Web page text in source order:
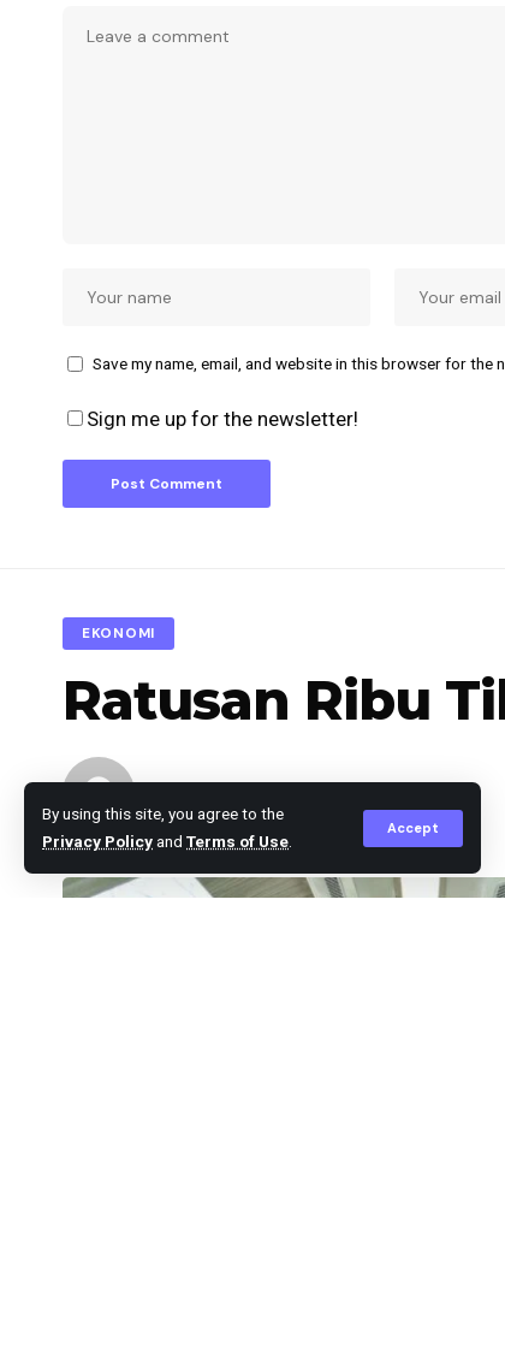
By using this site, you agree to the
Privacy Policyand Terms of Use
Accept
Save my name, email, and website in this browser for the
Sign me up for the newsletter!
EKONOMI
Ratusan Ribu